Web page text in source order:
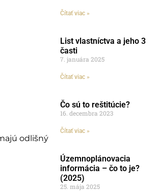
odlišný
Čítať viac »
List vlastníctva a jeho 3
časti
7. januára 2025
Čítať viac »
Čo sú to reštitúcie?
16. decembra 2023
Čítať viac »
Územnoplánovacia
informácia – čo to je?
(2025)
25. mája 2025